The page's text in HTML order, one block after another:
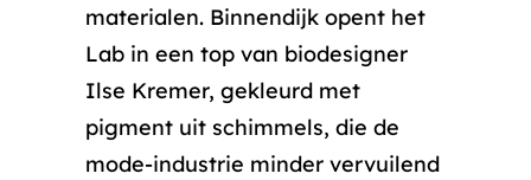
materialen. Binnendijk opent het
Lab in een top van biodesigner
Ilse Kremer, gekleurd met
pigment uit schimmels, die de
mode-industrie minder vervuilend